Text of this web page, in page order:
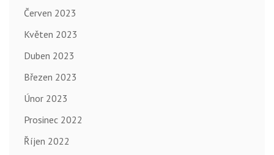
Červen 2023
Květen 2023
Duben 2023
Březen 2023
Únor 2023
Prosinec 2022
Říjen 2022